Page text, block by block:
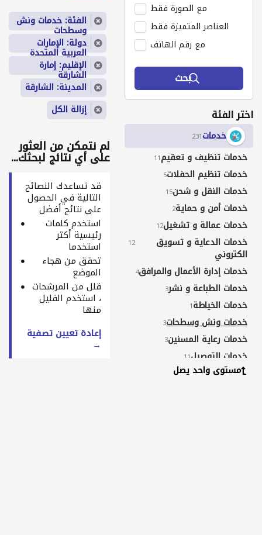
مع الصورة فقط
العناصر المتميزة فقط
مع رقم الهاتف
بحث
اختر الفئة
خدمات231
خدمات تنظيف و تعقيم11
خدمات تنظيم الحفلات5
خدمات النقل و شحن15
خدمات أمن و حماية2
خدمات عمالة و تشغيل12
خدمات الدعاية و تسويق
الكتروني
12
خدمات إدارة الأعمال والمرافق4
خدمات الطباعة و نشر3
خدمات الخياطة1
خدمات ونش وسطحات3
خدمات رعاية المسنين3
خدمات التوصيل11
خدمات تصميم مواقع و
مستوى واحد يصل
الفئة: خدمات ونش
وسطحات
دولة: الإمارات
العربية المتحدة
الإقليم: إمارة
الشارقة
المدينة: الشارقة
إزالة الكل
لم نتمكن من العثور
على أي نتائج لبحثك...
قد تساعدك النصائح
التالية في الحصول
على نتائج أفضل
استخدم كلمات
رئيسية أكثر
استخدما
تحقق من هجاء
الموضع
قلل من المرشحات
، استخدم القليل
منها
إعادة تعيين تصفية
→